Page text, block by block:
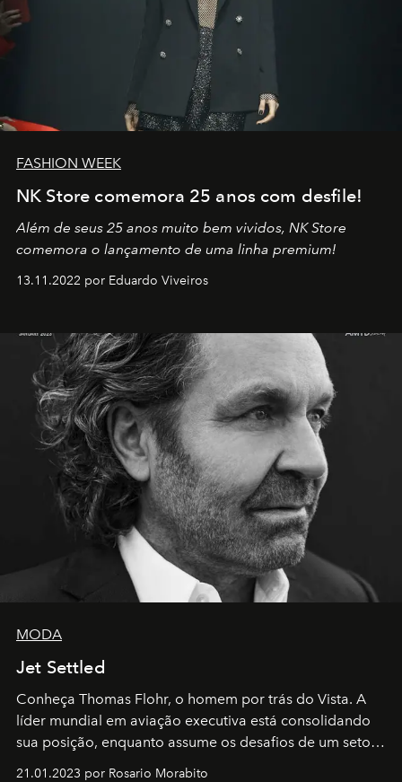
FASHION WEEK
NK Store comemora 25 anos com desfile!
Além de seus 25 anos muito bem vividos, NK Store
comemora o lançamento de uma linha premium!
13.11.2022 por Eduardo Viveiros
MODA
Jet Settled
Conheça Thomas Flohr, o homem por trás do Vista. A
líder mundial em aviação executiva está consolidando
sua posição, enquanto assume os desafios de um setor
21.01.2023 por Rosario Morabito